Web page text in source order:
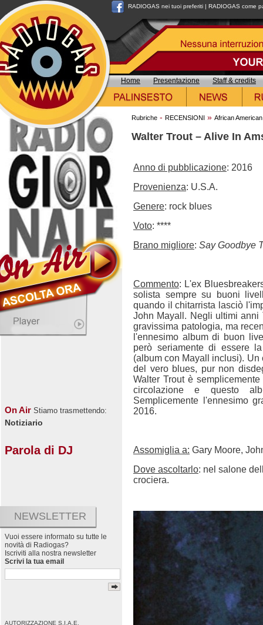
RADIOGAS nei tuoi preferiti | RADIOGAS come
Home Presentazione Staff & credits
On Air Stiamo trasmettendo:
Notiziario
Parola di DJ
NEWSLETTER
Vuoi essere informato su tutte le
novità di Radiogas?
Iscriviti alla nostra newsletter
Scrivi la tua email
AUTORIZZAZIONE S.I.A.E.
Rubriche - RECENSIONI » African
Walter Trout – Alive In
Anno di pubblicazione: 2016
Provenienza: U.S.A.
Genere: rock blues
Voto: ****
Brano migliore: Say Goodbye
Commento: L'ex
solista sempre su buoni
quando il chitarrista lasciò
John Mayall. Negli ultimi anni
gravissima patologia, ma
l'ennesimo album di buon
però seriamente di essere
(album con Mayall inclusi).
del vero blues, pur non
Walter Trout è
circolazione e questo
Semplicemente l'ennesimo
2016.
Assomiglia a: Gary Moore,
Dove ascoltarlo: nel salone
crociera.